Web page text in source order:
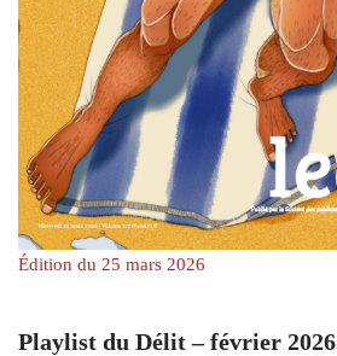
Édition du 25 mars 2026
Playlist du Délit – février 2026